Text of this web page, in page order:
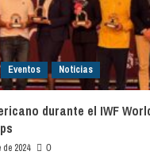
Eventos Noticias
durante el IWF
2024 0